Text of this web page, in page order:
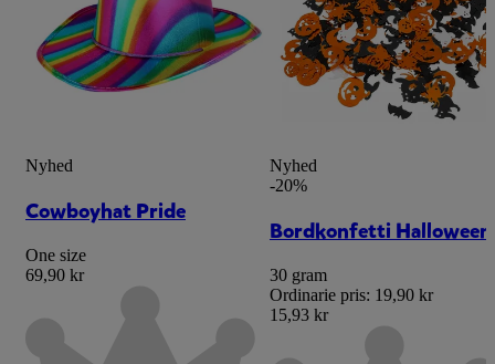
Nyhed
Cowboyhat Pride
One size
69,90 kr
Nyhed
-20%
Bordkonfetti Halloween
30 gram
Ordinarie pris: 19,90 kr
15,93 kr